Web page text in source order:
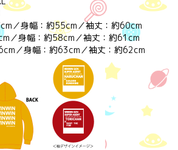
／身幅：約55cm／袖丈：約60cm
／身幅：約58cm／袖丈：約61cm
／身幅：約63cm／袖丈：約62cm